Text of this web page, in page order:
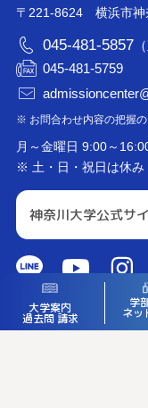
大学案内
過去問請求
学
ネッ
〒221-8624 横浜市神
045-481-5857（
045-481-5759
※ お問合わせ内容の把握の
月～金曜日 9:00～
※ 土・日・祝日は休み
神奈川大学公式サ
神大を知る